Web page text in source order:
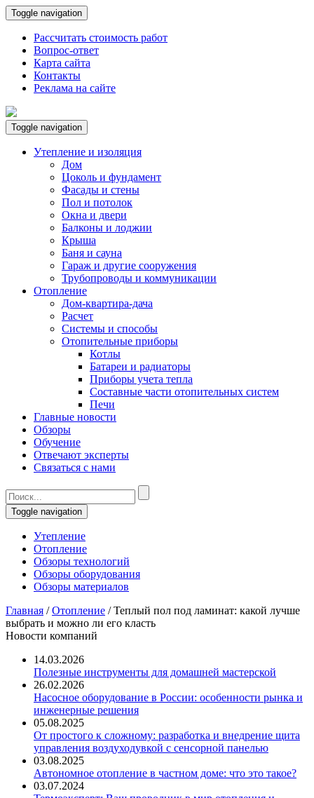
Toggle navigation
Рассчитать стоимость работ
Вопрос-ответ
Карта сайта
Контакты
Реклама на сайте
Toggle navigation
Утепление и изоляция
Дом
Цоколь и фундамент
Фасады и стены
Пол и потолок
Окна и двери
Балконы и лоджии
Крыша
Баня и сауна
Гараж и другие сооружения
Трубопроводы и коммуникации
Отопление
Дом-квартира-дача
Расчет
Системы и способы
Отопительные приборы
Котлы
Батареи и радиаторы
Приборы учета тепла
Составные части отопительных систем
Печи
Главные новости
Обзоры
Обучение
Отвечают эксперты
Связаться с нами
Toggle navigation
Утепление
Отопление
Обзоры технологий
Обзоры оборудования
Обзоры материалов
Главная /Отопление /Теплый пол под ламинат: какой лучше
выбрать и можно ли его класть
Новости компаний
14.03.2026
Полезные инструменты для домашней мастерской
26.02.2026
Насосное оборудование в России: особенности рынка и
инженерные решения
05.08.2025
От простого к сложному: разработка и внедрение щита
управления воздуходувкой с сенсорной панелью
03.08.2025
Автономное отопление в частном доме: что это такое?
03.07.2024